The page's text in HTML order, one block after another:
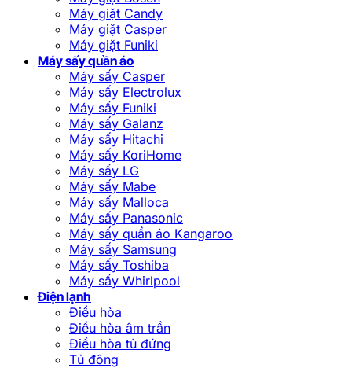
Máy giặt Candy
Máy giặt Casper
Máy giặt Funiki
Máy sấy quần áo
Máy sấy Casper
Máy sấy Electrolux
Máy sấy Funiki
Máy sấy Galanz
Máy sấy Hitachi
Máy sấy KoriHome
Máy sấy LG
Máy sấy Mabe
Máy sấy Malloca
Máy sấy Panasonic
Máy sấy quần áo Kangaroo
Máy sấy Samsung
Máy sấy Toshiba
Máy sấy Whirlpool
Điện lạnh
Điều hòa
Điều hòa âm trần
Điều hòa tủ đứng
Tủ đông